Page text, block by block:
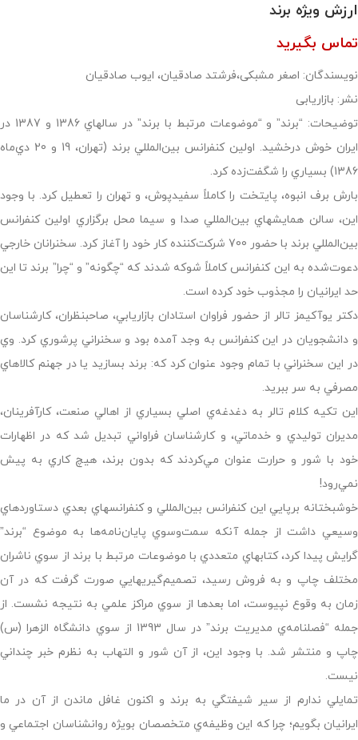
ارزش ویژه برند
تماس بگیرید
نویسندگان: اصغر مشبکی،فرشتد صادقیان، ایوب صادقیان
نشر: بازاریابی
توضیحات: “برند” و “موضوعات مرتبط با برند” در سالهاي 1386 و 1387 در
ايران خوش درخشيد. اولين كنفرانس بين‌المللي برند (تهران، 19 و 20 دي‌ماه
1386) بسياري را شگفت‌زده كرد.
بارش برف انبوه، پايتخت را كاملاً سفيدپوش، و تهران را تعطيل كرد. با وجود
اين، سالن همايشهاي بين‌المللي صدا و سيما محل برگزاري اولين كنفرانس
بين‌المللي برند با حضور 700 شركت‌كننده كار خود را آغاز كرد. سخنرانان خارجي
دعوت‌شده به اين كنفرانس كاملاً شوكه شدند كه “چگونه” و “چرا” برند تا اين
حد ايرانيان را مجذوب خود كرده است.
دكتر يوآكيمز تالر از حضور فراوان استادان بازاريابي، صاحبنظران، كارشناسان
و دانشجويان در اين كنفرانس به وجد آمده بود و سخنراني پرشوري كرد. وي
در اين سخنراني با تمام وجود عنوان كرد كه: برند بسازيد يا در جهنم كالاهاي
مصرفي به سر ببريد.
اين تكيه كلام تالر به دغدغه‌ي اصلي بسياري از اهالي صنعت، كارآفرينان،
مديران توليدي و خدماتي، و كارشناسان فراواني تبديل شد كه در اظهارات
خود با شور و حرارت عنوان مي‌كردند كه بدون برند، هيچ كاري به پيش
نمي‌رود!
خوشبختانه برپايي اين كنفرانس بين‌المللي و كنفرانسهاي بعدي دستاوردهاي
وسيعي داشت از جمله آنكه سمت‌وسوي پايان‌نامه‌ها به موضوع “برند”
گرايش پيدا كرد، كتابهاي متعددي با موضوعات مرتبط با برند از سوي ناشران
مختلف چاپ و به فروش رسيد، تصميم‌گيريهايي صورت گرفت كه در آن
زمان به وقوع نپيوست، اما بعدها از سوي مراكز علمي به نتيجه نشست. از
جمله “فصلنامه‌ي مديريت برند” در سال 1393 از سوي دانشگاه الزهرا (س)
چاپ و منتشر شد. با وجود اين، از آن شور و التهاب به نظرم خبر چنداني
نيست.
تمايلي ندارم از سير شيفتگي به برند و اكنون غافل ماندن از آن در ما
ايرانيان بگويم؛ چرا كه اين وظيفه‌ي متخصصان بويژه روانشناسان اجتماعي و